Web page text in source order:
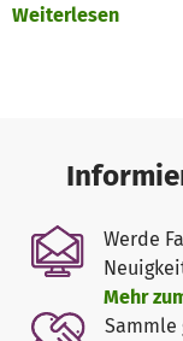
zu beenden.
Aufenthaltsorten.
Wer dann unsere
Aufwärmen und
Frühstück und ein
die nächsten
Wohnung.
Weiterlesen
Werde
Mehr